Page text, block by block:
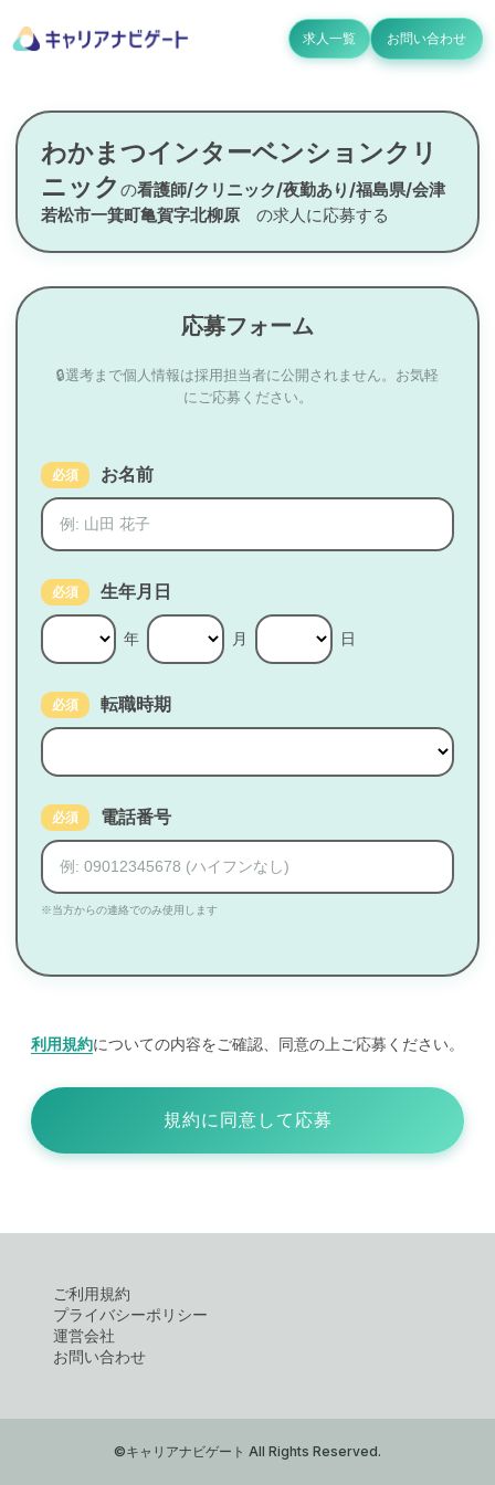
求人一覧 お問い合わせ
わかまつインターベンションクリ
ニック の看護師/クリニック/夜勤あり/福島県/会津
若松市一箕町亀賀字北柳原 の求人に応募する
応募フォーム
🔒選考まで個人情報は採用担当者に公開されません。お気軽
にご応募ください。
必須 お名前
必須 生年月日
年 月 日
必須 転職時期
必須 電話番号
※当方からの連絡でのみ使用します
利用規約についての内容をご確認、同意の上ご応募ください。
規約に同意して応募
ご利用規約
プライバシーポリシー
運営会社
お問い合わせ
©キャリアナビゲート All Rights Reserved.